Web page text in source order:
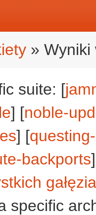
» Wyniki
suite: [
] [noble-
] [
backports
specific